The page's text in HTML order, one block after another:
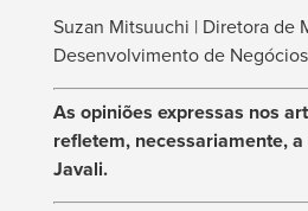
Suzan Mitsuuchi | Diretora de
Desenvolvimento de
As opiniões expressas nos
refletem, necessariamente,
Javali.